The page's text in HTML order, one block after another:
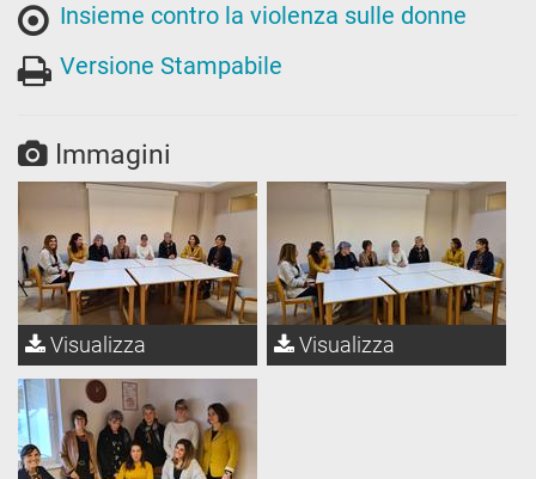
Insieme contro la violenza sulle donne
Versione Stampabile
Immagini
Visualizza Visualizza